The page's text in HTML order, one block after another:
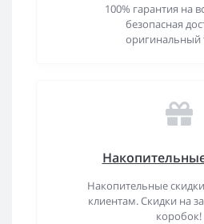
100% гарантия на
безопасная
оригинальный
Накопительные
клиентам. Скидки на
коробок!